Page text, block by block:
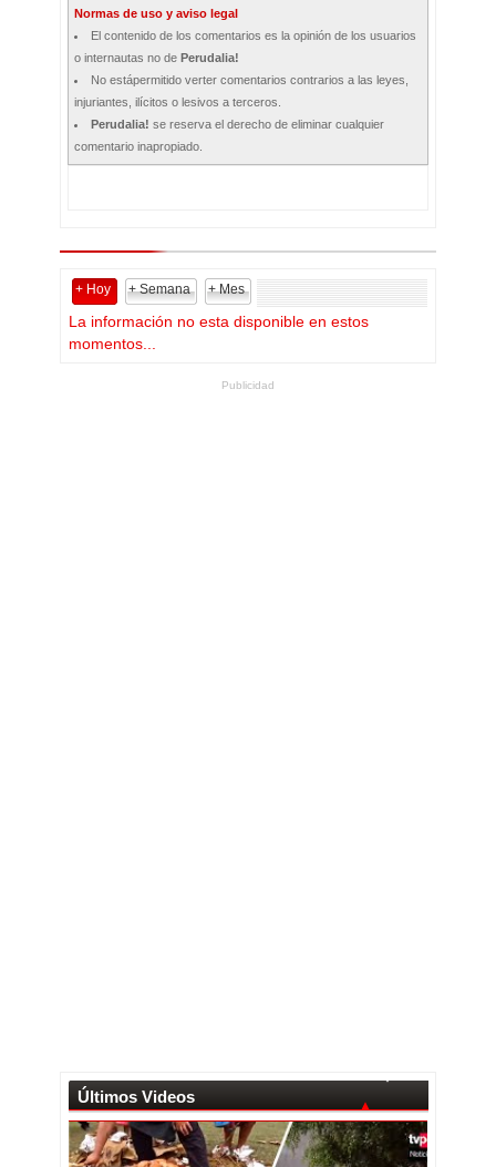
Normas de uso y aviso legal
El contenido de los comentarios es la opinión de los usuarios
o internautas no dePerudalia!
No estápermitido verter comentarios contrarios a las leyes,
injuriantes, ilícitos o lesivos a terceros.
Perudalia! se reserva el derecho de eliminar cualquier
comentario inapropiado.
+ Hoy + Semana + Mes
La información no esta disponible en estos
momentos...
Publicidad
Últimos Videos